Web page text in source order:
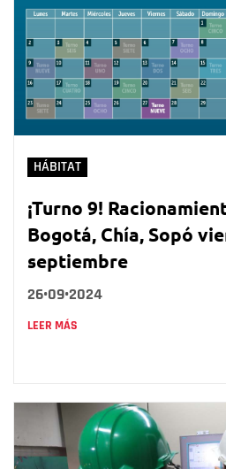
HÁBITAT
¡Turno 9!
Bogotá, Chía, Sopó
septiembre
26•09•2024
LEER MÁS